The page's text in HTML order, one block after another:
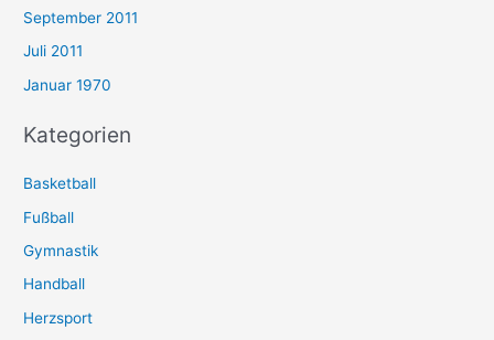
September 2011
Juli 2011
Januar 1970
Kategorien
Basketball
Fußball
Gymnastik
Handball
Herzsport